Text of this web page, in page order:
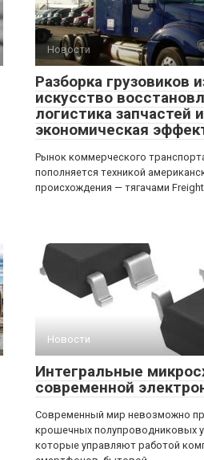
Новости
Разборка грузовиков
искусство
логистика запчастей и
экономическая
Рынок коммерческого
пополняется техникой
происхождения — тягачами
Новости
Интегральные
современной
Современный мир невозможно
крошечных полупроводниковых
которые управляют работой